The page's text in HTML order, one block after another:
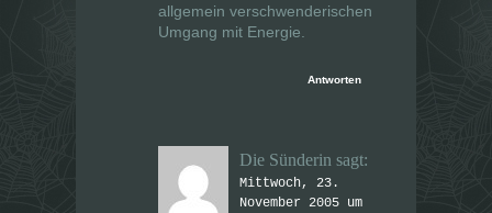
allgemein verschwenderischen
Umgang mit Energie.
Antworten
Die Sünderin sagt:
Mittwoch, 23.
November 2005 um